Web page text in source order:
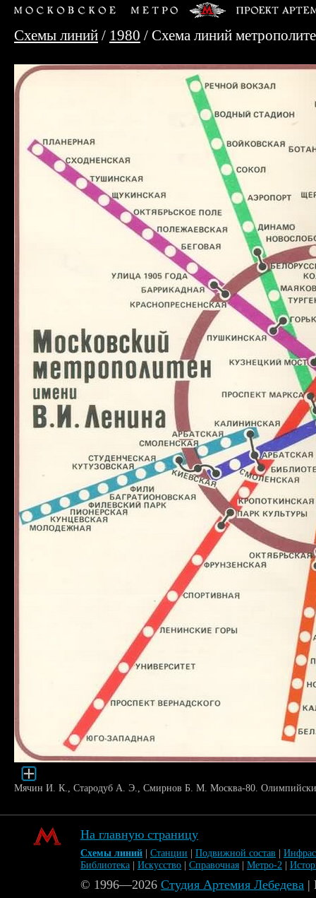
Схемы линий / 1980 / Схема линий
Мячин И. К., Стародуб А. Э., Смирнов Б. М. Москва-80.
На главную страницу
Схемы линий Станции Подвижной состав
Библиотека
Искусство Справочная Метро-2
© 1996—2026 Студия Артемия Лебедева |